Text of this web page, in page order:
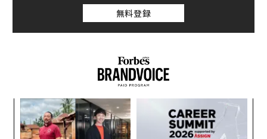
無料登録